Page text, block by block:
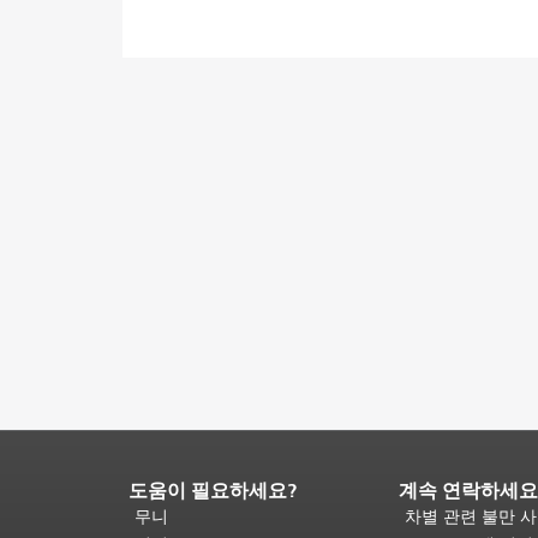
페
이
도움이 필요하세요?
무니
계속 연락하세요
차별 관련 불만